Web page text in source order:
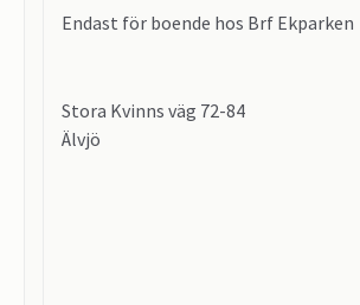
Endast för boende hos Brf Ekparken
Stora Kvinns väg 72-84
Älvjö